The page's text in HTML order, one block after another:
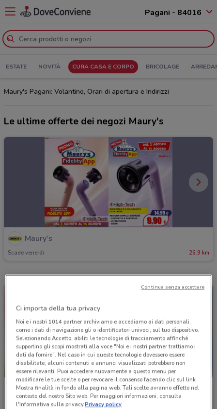
Pagani - 84016
ESTATE NOVITÀ CURA CASA E CORPO BRICOLAGE
Maury's Pagani: Volantino, Orari di apertura e Indirizzi
Le ultime offerte dei negozi Maury's
Maury's
Scade venerdì 26.9 km
SCADE OGGI
Maury's
Scade oggi 26.9 km
Maury's
Scade il 31/12
Ci importa della tua privacy
Noi e i nostri 1014partner archiviamo e accediamo ai dati personali,
come i dati di navigazione gli o identificatori univoci, sul tuo dispositivo.
Selezionando Accetto, abiliti le tecnologie di tracciamento affinché
supportino gli scopi mostrati alla voce "Noi e i nostri partner trattiamo i
dati da fornire". Nel caso in cui queste tecnologie dovessero essere
disabilitate, alcuni contenuti e annunci visualizzati potrebbero non
essere rilevanti. Puoi accedere nuovamente a questo menu per
modificare le tue scelte o per revocare il consenso facendo clic sul link
Mostra finalità in fondo alla pagina web. Tali scelte avranno effetto nel
contesto del nostro Sito web. Per maggiori informazioni, consulta
l'Informativa sulla privacy.Privacy policy
Continua senza accettare